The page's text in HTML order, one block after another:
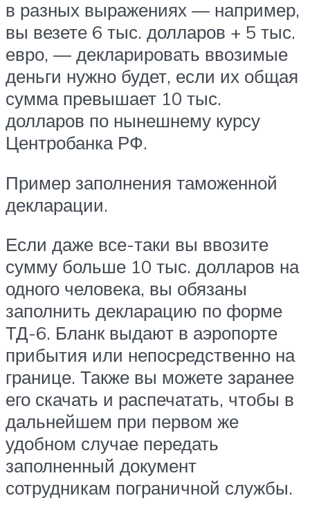
в разных выражениях — например,
вы везете 6 тыс. долларов + 5 тыс.
евро, — декларировать ввозимые
деньги нужно будет, если их общая
сумма превышает 10 тыс.
долларов по нынешнему курсу
Центробанка РФ.
Пример заполнения таможенной
декларации.
Если даже все-таки вы ввозите
сумму больше 10 тыс. долларов на
одного человека, вы обязаны
заполнить декларацию по форме
ТД-6. Бланк выдают в аэропорте
прибытия или непосредственно на
границе. Также вы можете заранее
его скачать и распечатать, чтобы в
дальнейшем при первом же
удобном случае передать
заполненный документ
сотрудникам пограничной службы.